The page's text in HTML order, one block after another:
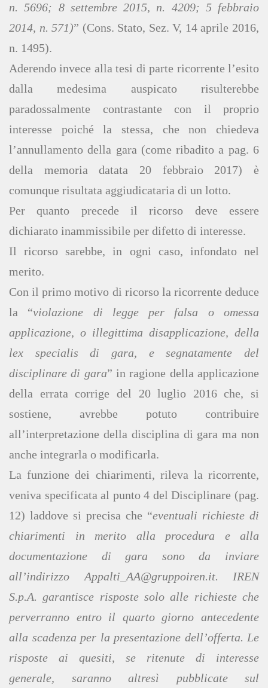
n. 5696; 8 settembre 2015, n. 4209; 5 febbraio
2014, n. 571)” (Cons. Stato, Sez. V, 14 aprile 2016,
n. 1495).
Aderendo invece alla tesi di parte ricorrente l’esito
dalla medesima auspicato risulterebbe
paradossalmente contrastante con il proprio
interesse poiché la stessa, che non chiedeva
l’annullamento della gara (come ribadito a pag. 6
della memoria datata 20 febbraio 2017) è
comunque risultata aggiudicataria di un lotto.
Per quanto precede il ricorso deve essere
dichiarato inammissibile per difetto di interesse.
Il ricorso sarebbe, in ogni caso, infondato nel
merito.
Con il primo motivo di ricorso la ricorrente deduce
la “violazione di legge per falsa o omessa
applicazione, o illegittima disapplicazione, della
lex specialis di gara, e segnatamente del
disciplinare di gara” in ragione della applicazione
della errata corrige del 20 luglio 2016 che, si
sostiene, avrebbe potuto contribuire
all’interpretazione della disciplina di gara ma non
anche integrarla o modificarla.
La funzione dei chiarimenti, rileva la ricorrente,
veniva specificata al punto 4 del Disciplinare (pag.
12) laddove si precisa che “eventuali richieste di
chiarimenti in merito alla procedura e alla
documentazione di gara sono da inviare
all’indirizzo Appalti_AA@gruppoiren.it. IREN
S.p.A. garantisce risposte solo alle richieste che
perverranno entro il quarto giorno antecedente
alla scadenza per la presentazione dell’offerta. Le
risposte ai quesiti, se ritenute di interesse
generale, saranno altresì pubblicate sul